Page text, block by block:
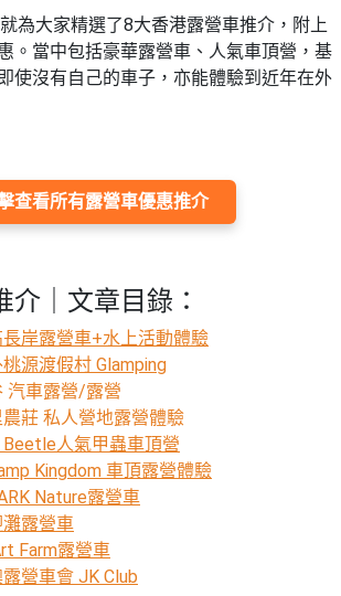
為大家精選了8大香港露營車推介，附上
。當中包括豪華露營車、人氣車頂營，基
使沒有自己的車子，亦能體驗到近年在外
查看所有露營車優惠推介
介｜文章目錄：
岸露營車+水上活動體驗
源渡假村 Glamping
汽車露營/露營
莊 私人營地露營體驗
人氣甲蟲車頂營
Kingdom 車頂露營體驗
Nature露營車
露營車
Farm露營車
營車會 JK Club